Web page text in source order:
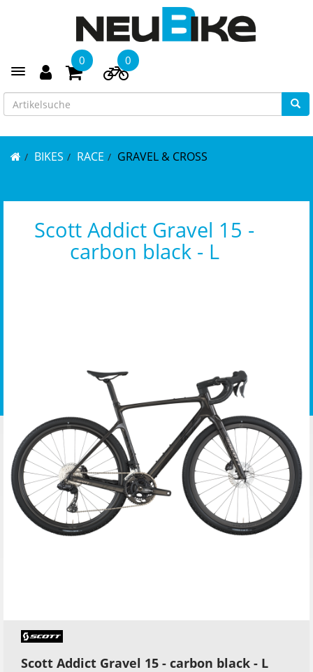
Toggle navigation
0 0
BIKES RACE GRAVEL & CROSS
Scott Addict Gravel 15 -
carbon black - L
Scott Addict Gravel 15 - carbon black - L